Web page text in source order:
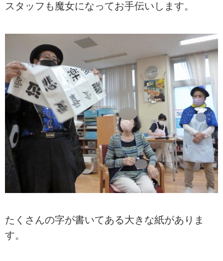
スタッフも魔女になってお手伝いします。
たくさんの字が書いてある大きな紙がありま
す。